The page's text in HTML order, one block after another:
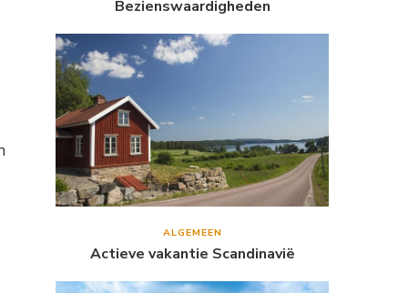
Bezienswaardigheden
ALGEMEEN
Actieve vakantie Scandinavië